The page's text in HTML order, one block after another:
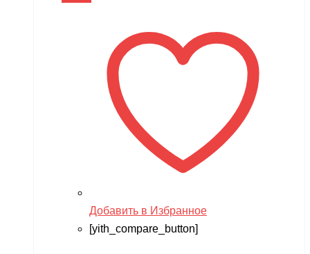
Добавить в Избранное
[yith_compare_button]